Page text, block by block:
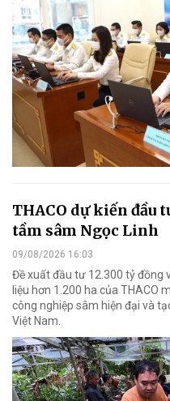
THACO dự kiến đầu
tầm sâm Ngọc Linh
09/08/2026 16:03
Đề xuất đầu tư 12.300 tỷ đồng
liệu hơn 1.200 ha của THACO
công nghiệp sâm hiện đại và
Việt Nam.